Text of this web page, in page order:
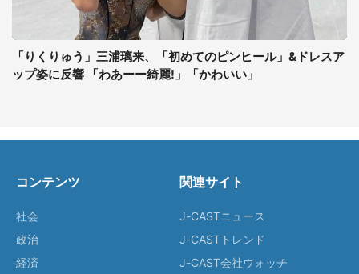
「りくりゅう」三浦璃来、「初めてのピンヒール」&ドレスア
ップ姿に反響 「わあーー綺麗!」「かわいい」
コンテンツ
社会
政治
経済
関連サイト
J-CASTニュース
J-CASTトレンド
J-CAST会社ウォッチ